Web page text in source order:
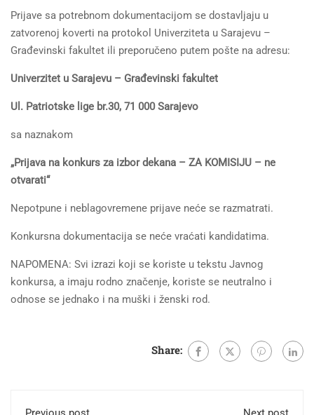
Prijave sa potrebnom dokumentacijom se dostavljaju u
zatvorenoj koverti na protokol Univerziteta u Sarajevu –
Građevinski fakultet ili preporučeno putem pošte na adresu:
Univerzitet u Sarajevu – Građevinski fakultet
Ul. Patriotske lige br.30, 71 000 Sarajevo
sa naznakom
„Prijava na konkurs za izbor dekana – ZA KOMISIJU – ne
otvarati“
Nepotpune i neblagovremene prijave neće se razmatrati.
Konkursna dokumentacija se neće vraćati kandidatima.
NAPOMENA: Svi izrazi koji se koriste u tekstu Javnog
konkursa, a imaju rodno značenje, koriste se neutralno i
odnose se jednako i na muški i ženski rod.
Share: